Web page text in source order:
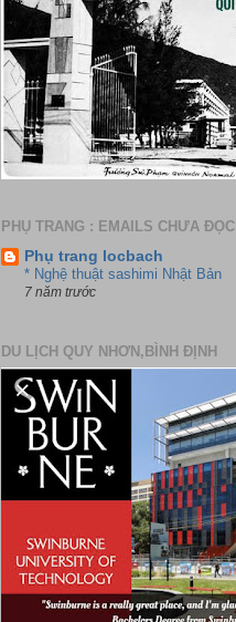
PHỤ TRANG : EMAILS CHƯA ĐỌC
Phụ trang locbach
* Nghệ thuật sashimi Nhật Bản
7 năm trước
DU LỊCH QUY NHƠN,BÌNH ĐỊNH